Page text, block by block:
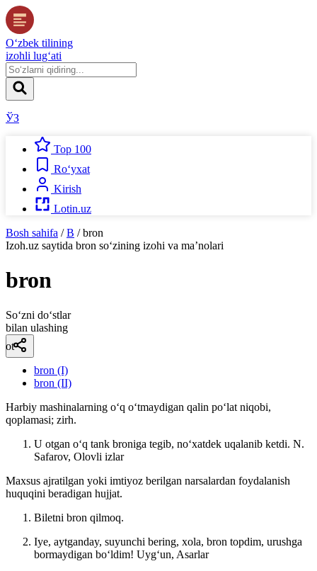
O‘zbek tilining
izohli lug‘ati
ЎЗ
Top 100
Ro‘yxat
Kirish
Lotin.uz
Bosh sahifa / B / bron
Izoh.uz saytida bron so‘zining izohi va ma’nolari
bron
So‘zni do‘stlar
bilan ulashing
ot
bron (I)
bron (II)
Harbiy mashinalarning oʻq oʻtmaydigan qalin poʻlat niqobi,
qoplamasi; zirh.
U otgan oʻq tank broniga tegib, noʻxatdek uqalanib ketdi. N.
Safarov, Olovli izlar
Maxsus ajratilgan yoki imtiyoz berilgan narsalardan foydalanish
huquqini beradigan hujjat.
Biletni bron qilmoq.
Iye, aytganday, suyunchi bering, xola, bron topdim, urushga
bormaydigan boʻldim! Uygʻun, Asarlar